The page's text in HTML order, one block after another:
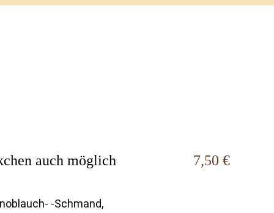
auch möglich
-Schmand,
7,50 €